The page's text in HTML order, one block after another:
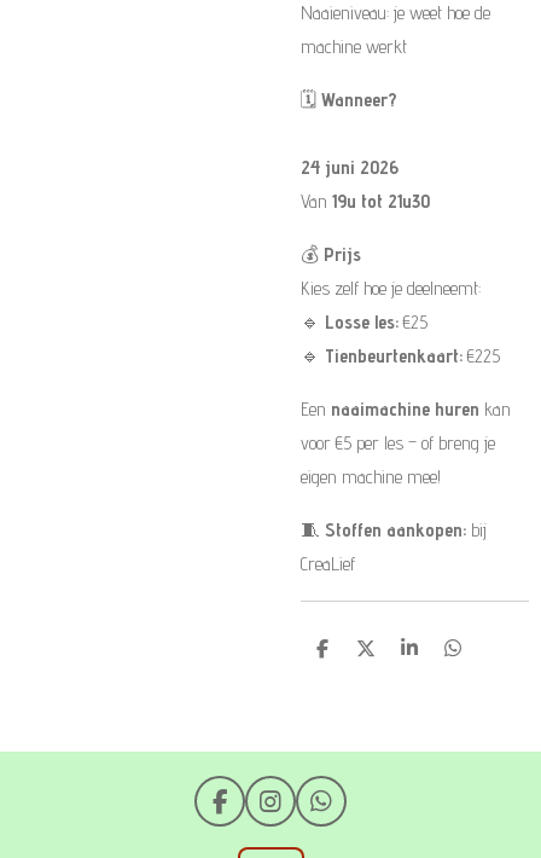
Naaieniveau: je weet hoe de
machine werkt
🗓️ Wanneer?
24 juni 2026
Van 19u tot 21u30
💰 Prijs
Kies zelf hoe je deelneemt:
🔹 Losse les:€25
🔹 Tienbeurtenkaart:€225
Een naaimachine huren kan
voor €5 per les – of breng je
eigen machine mee!
🧵 Stoffen aankopen: bij
CreaLief
D
D
S
D
F
a
I
n
W
h